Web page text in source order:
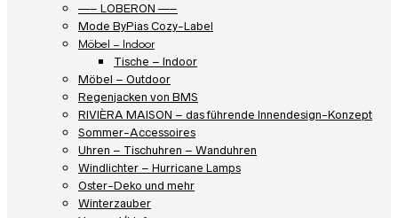
—– LOBERON —–
Mode ByPias Cozy-Label
Möbel – Indoor
Tische – Indoor
Möbel – Outdoor
Regenjacken von BMS
RIVIÈRA MAISON – das führende Innendesign-Konzept
Sommer-Accessoires
Uhren – Tischuhren – Wanduhren
Windlichter – Hurricane Lamps
Oster-Deko und mehr
Winterzauber